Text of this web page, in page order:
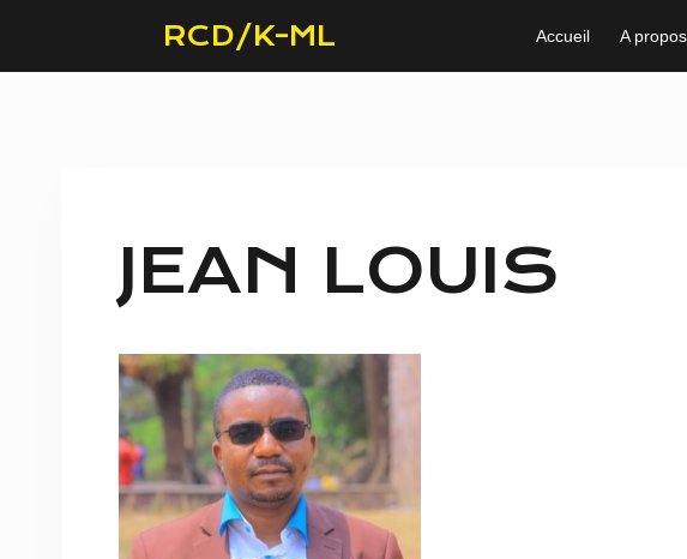
RCD/K-ML Accueil A propos
JEAN LOUIS